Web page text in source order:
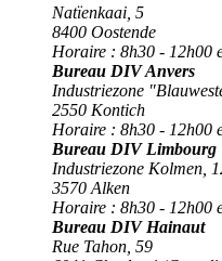
Natïenkaai, 5
8400 Oostende
Horaire : 8h30 - 12h00
Bureau DIV Anvers
Industriezone
2550 Kontich
Horaire : 8h30 - 12h00
Bureau DIV Limbourg
Industriezone Kolmen,
3570 Alken
Horaire : 8h30 - 12h00
Bureau DIV Hainaut
Rue Tahon, 59